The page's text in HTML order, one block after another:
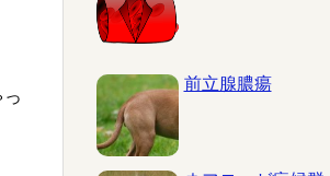
前立腺膿瘍